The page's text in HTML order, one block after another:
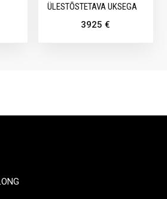
ÜLESTÕSTETAVA UKSEGA
3925€